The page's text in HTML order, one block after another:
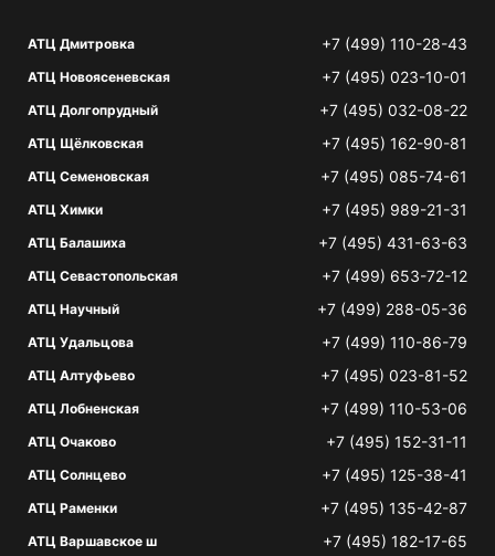
АТЦ Дмитровка +7 (499) 110-28-43
АТЦ Новоясеневская +7 (495) 023-10-01
АТЦ Долгопрудный +7 (495) 032-08-22
АТЦ Щёлковская +7 (495) 162-90-81
АТЦ Семеновская +7 (495) 085-74-61
АТЦ Химки +7 (495) 989-21-31
АТЦ Балашиха +7 (495) 431-63-63
АТЦ Севастопольская +7 (499) 653-72-12
АТЦ Научный +7 (499) 288-05-36
АТЦ Удальцова +7 (499) 110-86-79
АТЦ Алтуфьево +7 (495) 023-81-52
АТЦ Лобненская +7 (499) 110-53-06
АТЦ Очаково +7 (495) 152-31-11
АТЦ Солнцево +7 (495) 125-38-41
АТЦ Раменки +7 (495) 135-42-87
АТЦ Варшавское ш +7 (495) 182-17-65